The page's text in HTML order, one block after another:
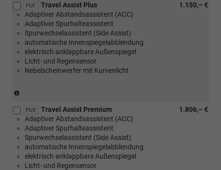
Verbindung
mit
1.0
MPI
59
kW)
PUF 1.150,– €
Travel Assist Plus
Adaptiver Abstandsassistent (ACC)
Adaptiver Spurhalteassistent
Spurwechselassistent (Side Assist)
automatische Innenspiegelabblendung
elektrisch anklappbare Außenspiegel
Licht- und Regensensor
Nebelscheinwerfer mit Kurvenlicht
Verbindung
mit
1.0
MPI
59
kW)
PU3 1.806,– €
Travel Assist Premium
Adaptiver Abstandsassistent (ACC)
Adaptiver Spurhalteassistent
Spurwechselassistent (Side Assist)
automatische Innenspiegelabblendung
elektrisch anklappbare Außenspiegel
Licht- und Regensensor